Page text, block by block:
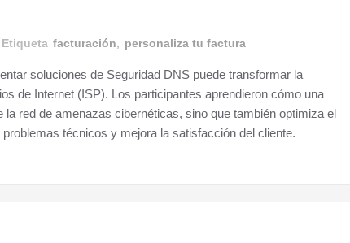
Etiqueta facturación, personaliza tu factura
soluciones de Seguridad DNS puede transformar la
de Internet (ISP). Los participantes aprendieron cómo una
red de amenazas cibernéticas, sino que también optimiza el
técnicos y mejora la satisfacción del cliente.